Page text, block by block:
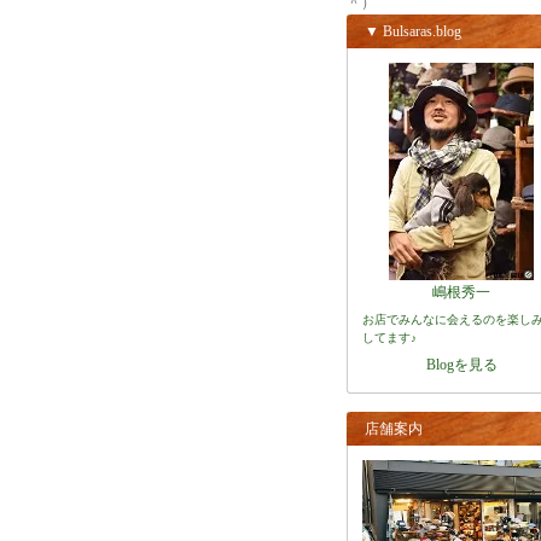
▼ Bulsaras.blog
嶋根秀一
お店でみんなに会えるのを楽し
してます♪
Blogを見る
店舗案内